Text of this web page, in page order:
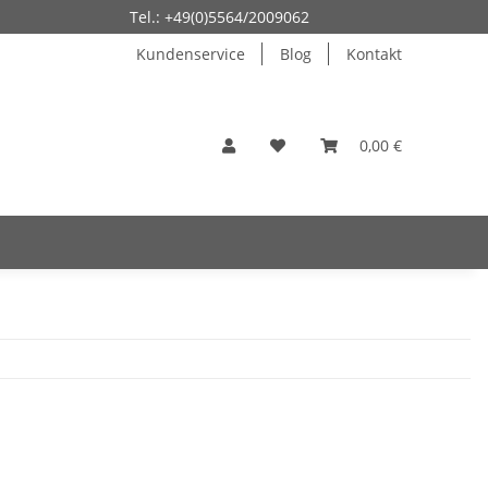
Tel.: +49(0)5564/2009062
Kundenservice
Blog Kontakt
0,00 €